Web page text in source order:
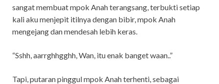
sangat membuat mpok Anah terangsang, terbukti setiap
kali aku menjepit itilnya dengan bibir, mpok Anah
mengejang dan mendesah lebih keras.
“Sshh, aarrghhgghh, Wan, itu enak banget waan..”
Tapi, putaran pinggul mpok Anah terhenti, sebagai